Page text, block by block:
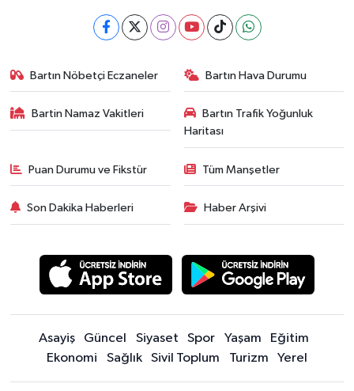
Bartın Nöbetçi Eczaneler Bartın Hava Durumu
Bartin Namaz Vakitleri
Bartın Trafik Yoğunluk
Haritası
Puan Durumu ve Fikstür Tüm Manşetler
Son Dakika Haberleri Haber Arşivi
Asayiş Güncel Siyaset Spor Yaşam
Eğitim
Ekonomi
Sağlık Sivil Toplum Turizm Yerel